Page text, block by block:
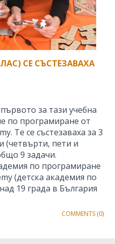
СЕ СЪСТЕЗАВАХА
за тази учебна
по програмиране от
Те се състезаваха за 3
(четвърти, пети и
9 задачи.
по програмиране
(детска академия по
19 града в България
COMMENTS (0)